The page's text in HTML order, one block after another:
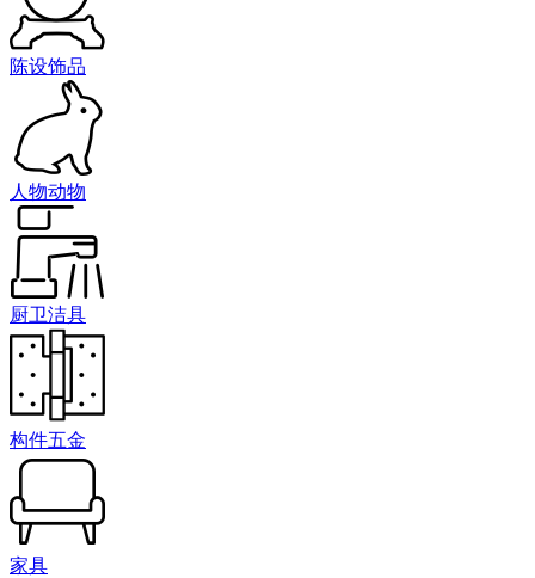
陈设饰品
人物动物
厨卫洁具
构件五金
家具